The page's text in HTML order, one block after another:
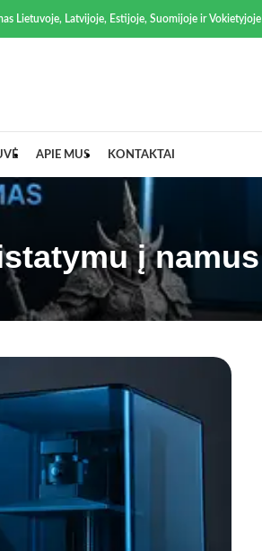
Lietuvoje, Latvijoje, Estijoje, Suomijoje ir Vokietyjoje
APIE MUS KONTAKTAI
į namus